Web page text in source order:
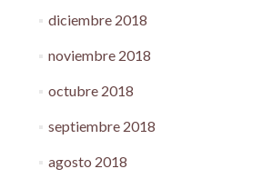
diciembre 2018
noviembre 2018
octubre 2018
septiembre 2018
agosto 2018